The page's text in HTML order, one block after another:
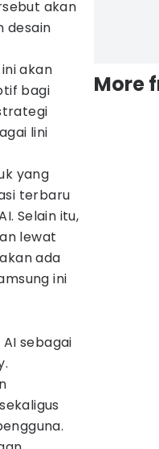
akan
desain
akan
bagi
lini
yang
terbaru
Selain itu,
lewat
ada
ini
sebagai
More